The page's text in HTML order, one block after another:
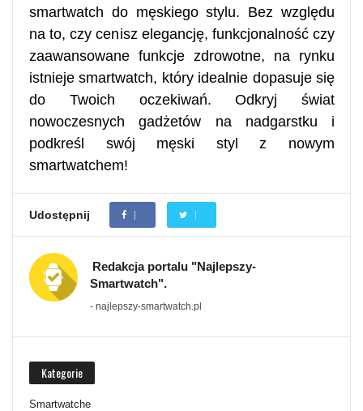
smartwatch do męskiego stylu. Bez względu
na to, czy cenisz elegancję, funkcjonalność czy
zaawansowane funkcje zdrowotne, na rynku
istnieje smartwatch, który idealnie dopasuje się
do Twoich oczekiwań. Odkryj świat
nowoczesnych gadżetów na nadgarstku i
podkreśl swój męski styl z nowym
smartwatchem!
Udostępnij
Redakcja portalu "Najlepszy-
Smartwatch".
- najlepszy-smartwatch.pl
Kategorie
Smartwatche